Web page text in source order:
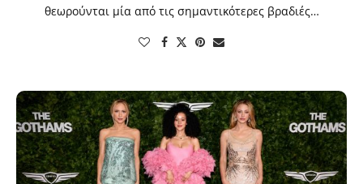
θεωρούνται μία από τις σημαντικότερες βραδιές…